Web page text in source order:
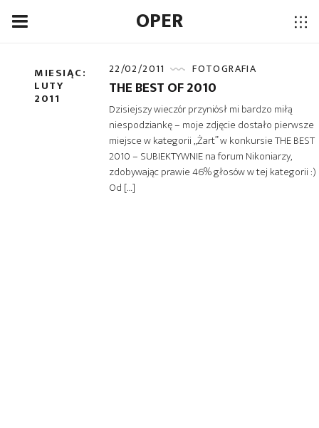
OPER
MIESIĄC:
LUTY
2011
22/02/2011 FOTOGRAFIA
THE BEST OF 2010
Dzisiejszy wieczór przyniósł mi bardzo miłą
niespodziankę – moje zdjęcie dostało pierwsze
miejsce w kategorii „Żart” w konkursie THE BEST
2010 – SUBIEKTYWNIE na forum Nikoniarzy,
zdobywając prawie 46% głosów w tej kategorii :)
Od […]